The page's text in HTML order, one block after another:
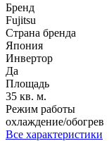
Бренд
Fujitsu
Страна бренда
Япония
Инвертор
Да
Площадь
35 кв. м.
Режим работы
охлаждение/обогрев
Все характеристики